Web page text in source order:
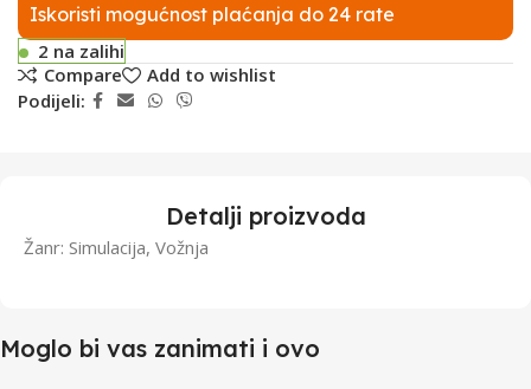
Iskoristi mogućnost plaćanja do 24 rate
2 na zalihi
Compare
Add to wishlist
Podijeli:
Detalji proizvoda
Žanr: Simulacija, Vožnja
Moglo bi vas zanimati i ovo